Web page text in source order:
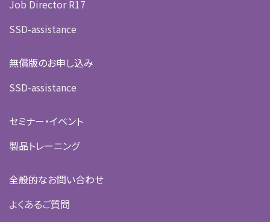
Job Director R17
SSD-assistance
無償版のお申し込み
SSD-assistance
セミナー・イベント
製品トレーニング
全般的なお問い合わせ
よくあるご質問